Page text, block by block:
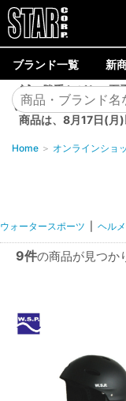
ブランド一覧 新
誠に勝手ながら、
(日)>中は商品の発送
商品は、8月17日(月)
Home ＞ オンラインショ
ウォータースポーツ ヘル
9件の商品が見つか